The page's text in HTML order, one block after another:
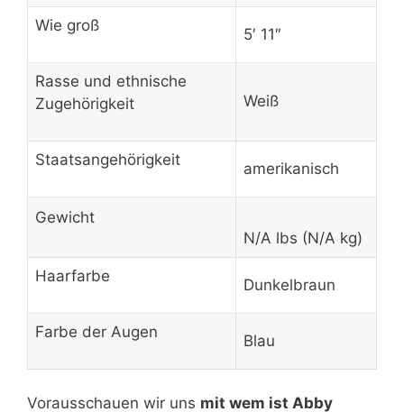
Wie groß 5′ 11″
Rasse und ethnische
Zugehörigkeit
Weiß
Staatsangehörigkeit amerikanisch
Gewicht
N/A lbs (N/A kg)
Haarfarbe Dunkelbraun
Farbe der Augen Blau
Vorausschauen wir uns mit wem ist Abby